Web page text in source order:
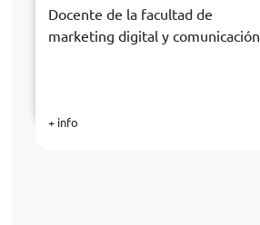
Docente de la facultad de
marketing digital y comunicación
+ info